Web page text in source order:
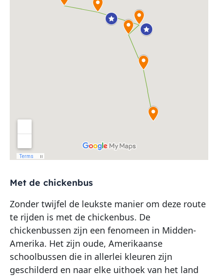
Met de chickenbus
Zonder twijfel de leukste manier om deze route
te rijden is met de chickenbus. De
chickenbussen zijn een fenomeen in Midden-
Amerika. Het zijn oude, Amerikaanse
schoolbussen die in allerlei kleuren zijn
geschilderd en naar elke uithoek van het land